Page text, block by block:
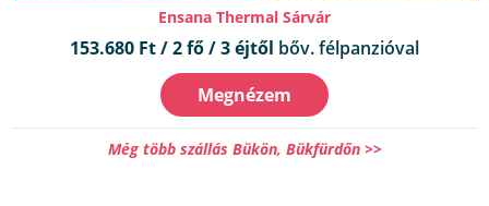
Ensana Thermal Sárvár
153.680 Ft / 2 fő / 3 éjtől bőv. félpanzióval
Megnézem
Még több szállás Bükön, Bükfürdőn >>